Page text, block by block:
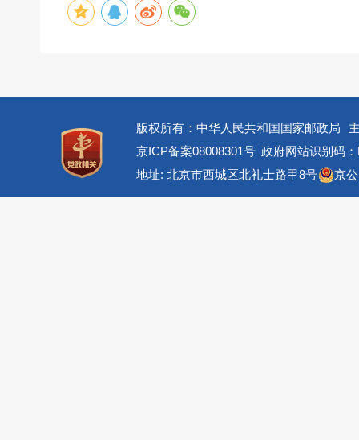
版权所有：中华人民共和国国家邮政局
京ICP备案08008301号 政府网站识别码
地址: 北京市西城区北礼士路甲8号
京